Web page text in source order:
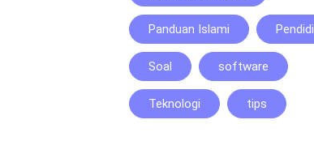
Panduan Islami
Soal software
Teknologi tips